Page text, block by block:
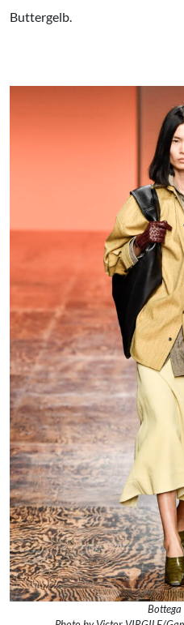
Buttergelb.
Bottega